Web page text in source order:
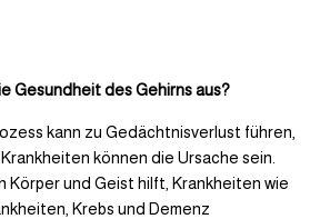
Gesundheit des Gehirns aus?
kann zu Gedächtnisverlust führen,
können die Ursache sein.
Körper und Geist hilft, Krankheiten wie
Krebs und Demenz